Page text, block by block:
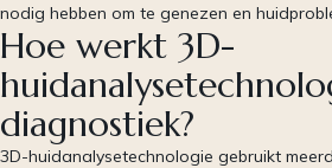
nodig hebben om te genezen en
Hoe werkt 3D-
diagnostiek?
3D-huidanalysetechnologie gebruikt